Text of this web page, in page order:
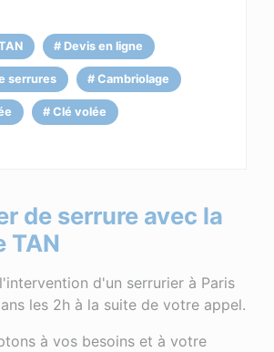
# Devis en ligne
serrures # Cambriolage
# Clé volée
de serrure avec la
TAN
d'un serrurier à Paris
les 2h à la suite de votre appel.
à vos besoins et à votre